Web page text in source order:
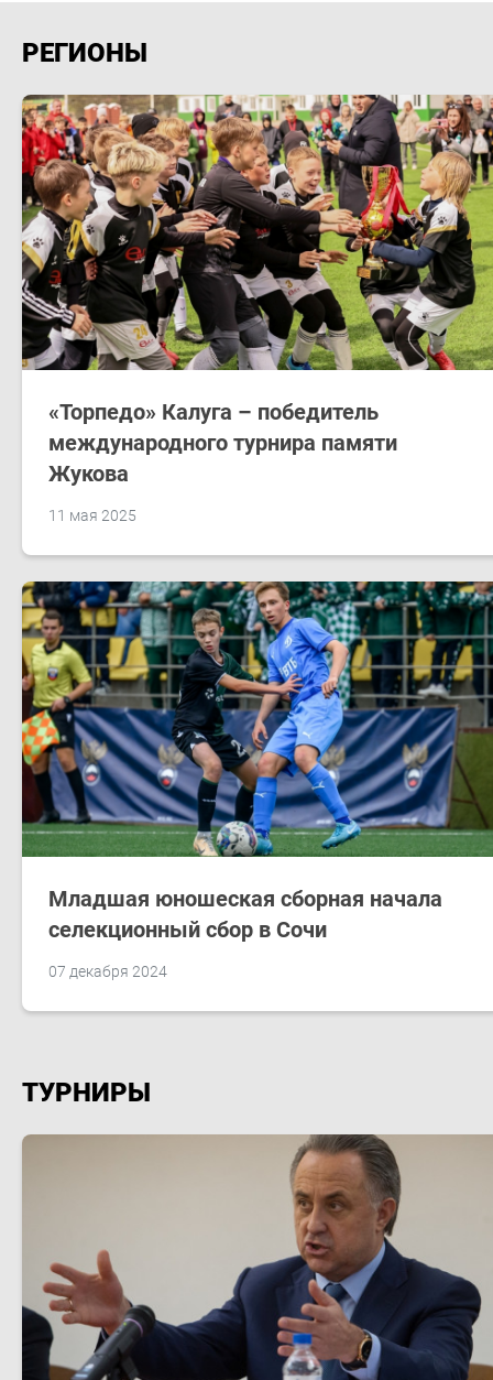
РЕГИОНЫ
11 мая 2025
​«Торпедо» Калуга – победитель
международного турнира памяти
Жукова
07 декабря 2024
Младшая юношеская сборная начала
селекционный сбор в Сочи
ТУРНИРЫ